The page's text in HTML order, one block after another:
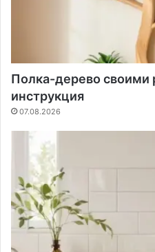
Полка-дерево своими
инструкция
07.08.2026